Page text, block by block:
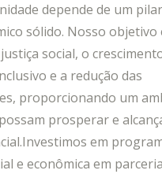
depende de um pilar
sólido. Nosso objetivo
social, o
e a redução das
proporcionando um
prosperar e
em
e econômica em